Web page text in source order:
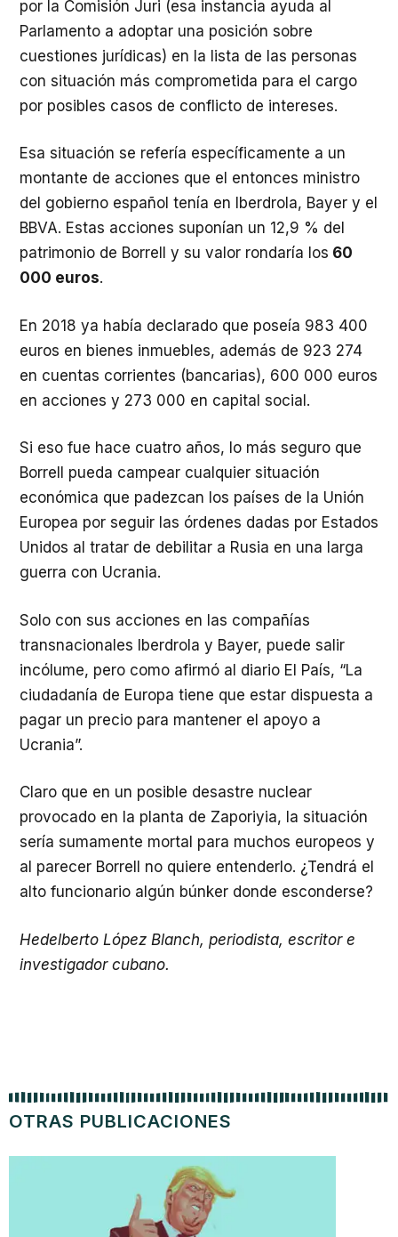
por la Comisión Juri (esa instancia ayuda al
Parlamento a adoptar una posición sobre
cuestiones jurídicas) en la lista de las personas
con situación más comprometida para el cargo
por posibles casos de conflicto de intereses.
Esa situación se refería específicamente a un
montante de acciones que el entonces ministro
del gobierno español tenía en Iberdrola, Bayer y el
BBVA. Estas acciones suponían un 12,9 % del
patrimonio de Borrell y su valor rondaría los 60
000 euros.
En 2018 ya había declarado que poseía 983 400
euros en bienes inmuebles, además de 923 274
en cuentas corrientes (bancarias), 600 000 euros
en acciones y 273 000 en capital social.
Si eso fue hace cuatro años, lo más seguro que
Borrell pueda campear cualquier situación
económica que padezcan los países de la Unión
Europea por seguir las órdenes dadas por Estados
Unidos al tratar de debilitar a Rusia en una larga
guerra con Ucrania.
Solo con sus acciones en las compañías
transnacionales Iberdrola y Bayer, puede salir
incólume, pero como afirmó al diario El País, “La
ciudadanía de Europa tiene que estar dispuesta a
pagar un precio para mantener el apoyo a
Ucrania”.
Claro que en un posible desastre nuclear
provocado en la planta de Zaporiyia, la situación
sería sumamente mortal para muchos europeos y
al parecer Borrell no quiere entenderlo. ¿Tendrá el
alto funcionario algún búnker donde esconderse?
Hedelberto López Blanch, periodista, escritor e
investigador cubano.
OTRAS PUBLICACIONES